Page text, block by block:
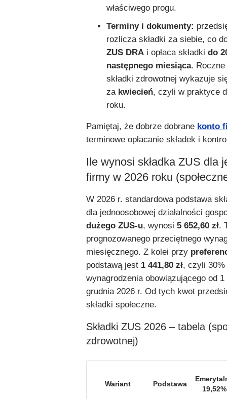
właściwego progu.
Terminy i dokumenty:
rozlicza składki za siebie, co
ZUS DRA i opłaca składki do
następnego miesiąca.
składki zdrowotnej wykazuje
za kwiecień, czyli w praktyce
roku.
Pamiętaj, że dobrze dobrane konto
terminowe opłacanie składek i
Ile wynosi składka ZUS dla
firmy w 2026 roku
W 2026 r. standardowa podstawa
dla jednoosobowej działalności
dużego ZUS-u, wynosi 5 652,60 zł.
prognozowanego przeciętnego
miesięcznego. Z kolei przy
podstawą jest 1 441,80 zł, czyli 30%
wynagrodzenia obowiązującego od
grudnia 2026 r. Od tych kwot
składki społeczne.
Składki ZUS 2026 – tabela
zdrowotnej)
Wariant Podstawa
19,52%